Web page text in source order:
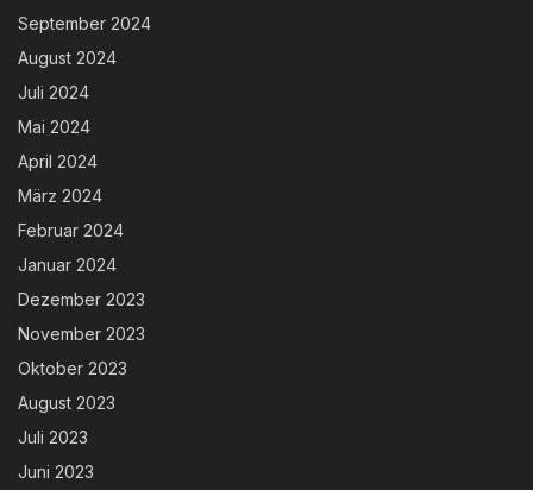
September 2024
August 2024
Juli 2024
Mai 2024
April 2024
März 2024
Februar 2024
Januar 2024
Dezember 2023
November 2023
Oktober 2023
August 2023
Juli 2023
Juni 2023